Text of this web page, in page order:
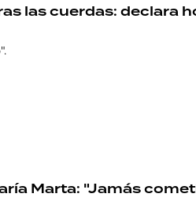
las cuerdas: declara
Marta: "Jamás